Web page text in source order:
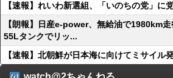
【速報】れいわ新選組、「いのちの党」に
【朗報】日産e-power、無給油で1980km
55Lタンクでリッ...
【速報】北朝鮮が日本海に向けてミサイル